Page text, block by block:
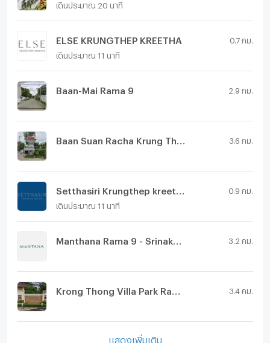
เดินประมาณ 20 นาที
ELSE KRUNGTHEP KREETHA 0.7 กม.
เดินประมาณ 11 นาที
Baan-Mai Rama 9 2.9 กม.
3.6 กม.
0.9 กม.
เดินประมาณ 11 นาที
Manthana Rama 9 - Srinakarin 3.2 กม.
3.4 กม.
แสดงเพิ่มเติม